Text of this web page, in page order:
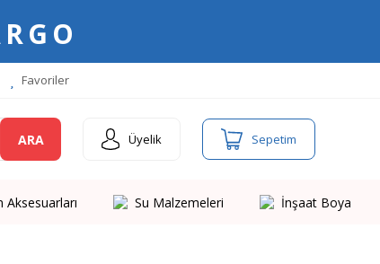
Favoriler
ARA Üyelik Sepetim
Su Malzemeleri İnşaat Boya